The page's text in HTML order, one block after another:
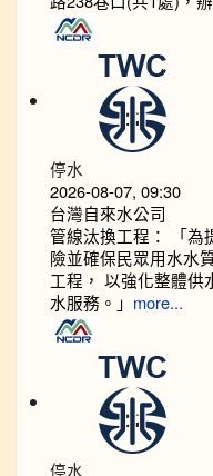
停水
2026-08-07, 09:30
台灣自來水公司
管線汰換工程： 「為
險並確保民眾用水水
工程， 以強化整體供
水服務。」
more...
停水